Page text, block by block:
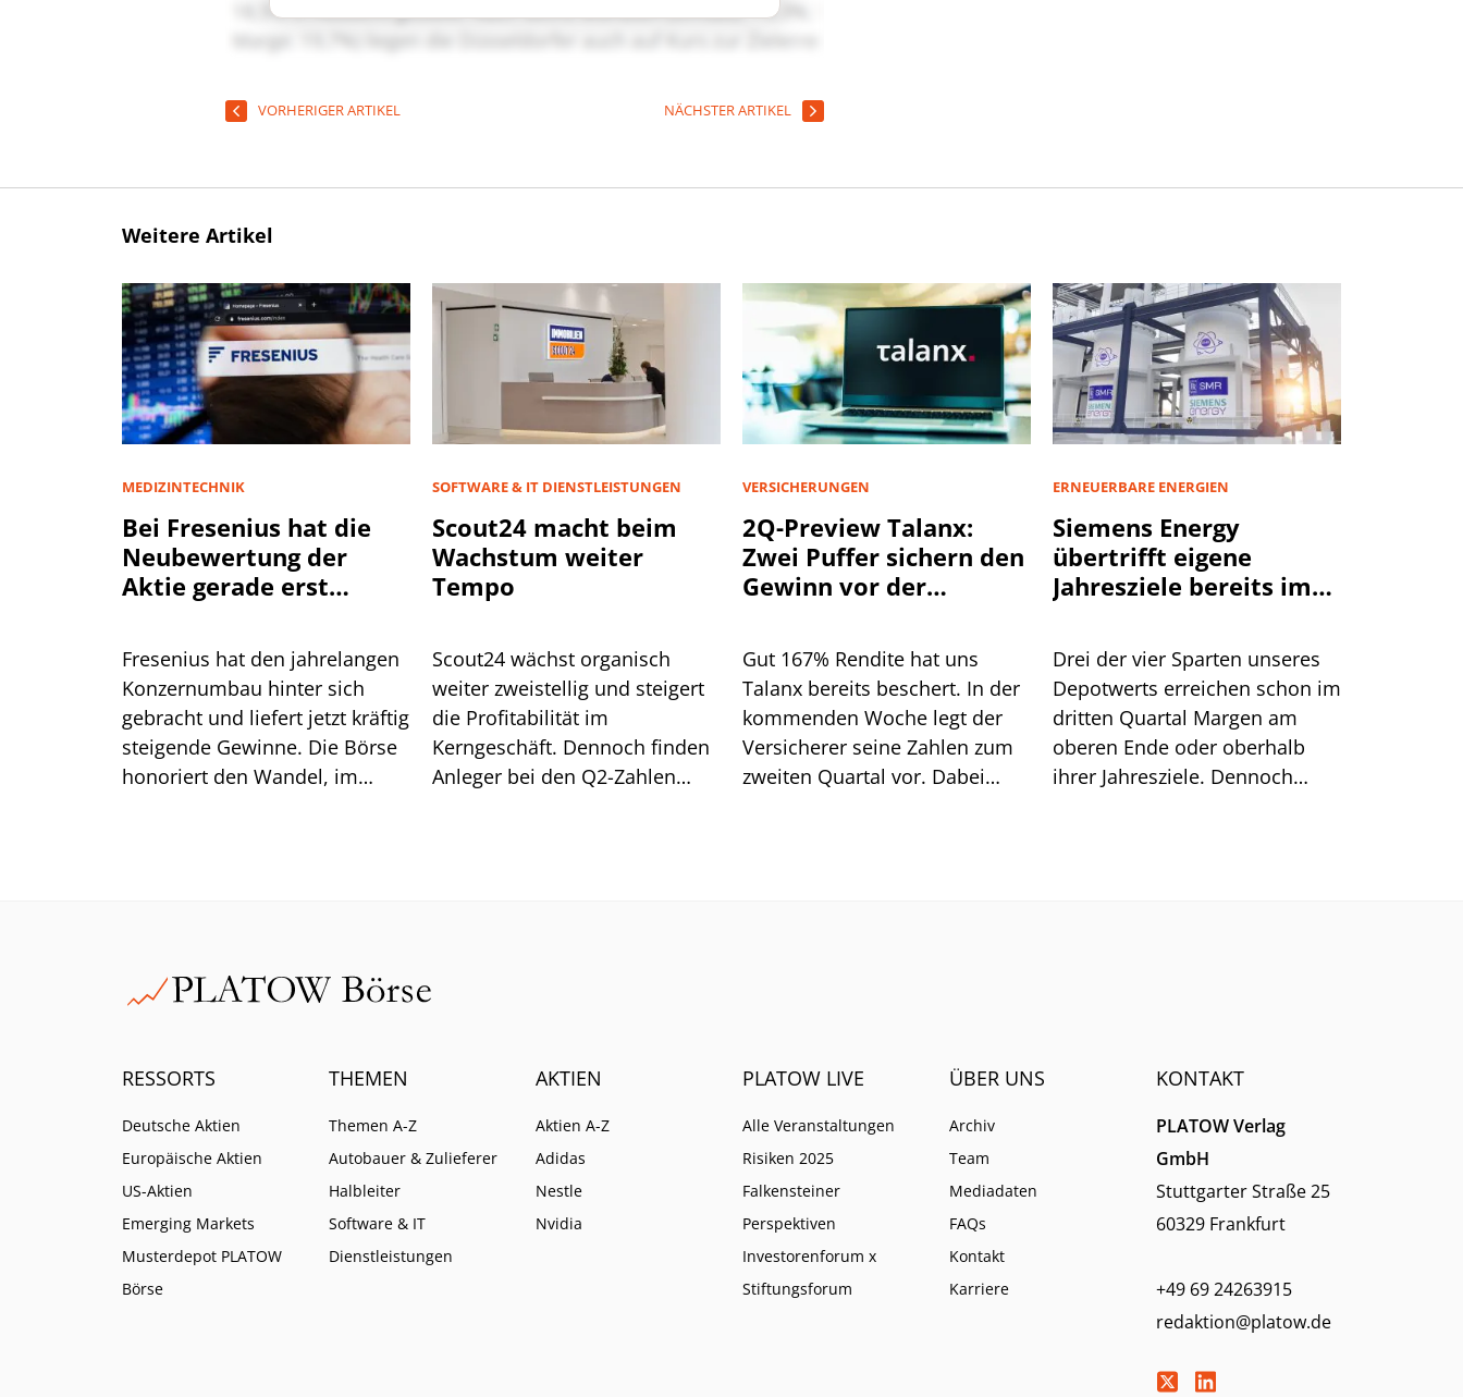
VORHERIGER ARTIKEL NÄCHSTER ARTIKEL
Weitere Artikel
MEDIZINTECHNIK
Bei Fresenius hat die
Neubewertung der
Aktie gerade erst
Fresenius hat den jahrelangen
Konzernumbau hinter sich
gebracht und liefert jetzt kräftig
steigende Gewinne. Die Börse
honoriert den Wandel, im
SOFTWARE & IT DIENSTLEISTUNGEN
Scout24 macht beim
Wachstum weiter
Tempo
Scout24 wächst organisch
weiter zweistellig und steigert
die Profitabilität im
Kerngeschäft. Dennoch finden
Anleger bei den Q2-Zahlen
VERSICHERUNGEN
2Q-Preview Talanx:
Zwei Puffer sichern den
Gewinn vor der
Gut 167% Rendite hat uns
Talanx bereits beschert. In der
kommenden Woche legt der
Versicherer seine Zahlen zum
zweiten Quartal vor. Dabei
ERNEUERBARE ENERGIEN
Siemens Energy
übertrifft eigene
Jahresziele bereits im
Drei der vier Sparten unseres
Depotwerts erreichen schon im
dritten Quartal Margen am
oberen Ende oder oberhalb
ihrer Jahresziele. Dennoch
RESSORTS
Deutsche Aktien
Europäische Aktien
US-Aktien
Emerging Markets
Musterdepot PLATOW
Börse
THEMEN
Themen A-Z
Autobauer & Zulieferer
Halbleiter
Software & IT
Dienstleistungen
AKTIEN
Aktien A-Z
Adidas
Nestle
Nvidia
PLATOW LIVE
Alle Veranstaltungen
Risiken 2025
Falkensteiner
Perspektiven
Investorenforum x
Stiftungsforum
ÜBER UNS
Archiv
Team
Mediadaten
FAQs
Kontakt
Karriere
KONTAKT
PLATOW Verlag
GmbH
Stuttgarter Straße 25
60329 Frankfurt
+49 69 24263915
redaktion@platow.de